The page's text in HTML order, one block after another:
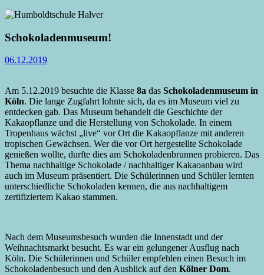
Schokoladenmuseum!
06.12.2019
Am 5.12.2019 besuchte die Klasse 8a das Schokoladenmuseum in
Köln. Die lange Zugfahrt lohnte sich, da es im Museum viel zu
entdecken gab. Das Museum behandelt die Geschichte der
Kakaopflanze und die Herstellung von Schokolade. In einem
Tropenhaus wächst „live“ vor Ort die Kakaopflanze mit anderen
tropischen Gewächsen. Wer die vor Ort hergestellte Schokolade
genießen wollte, durfte dies am Schokoladenbrunnen probieren. Das
Thema nachhaltige Schokolade / nachhaltiger Kakaoanbau wird
auch im Museum präsentiert. Die Schülerinnen und Schüler lernten
unterschiedliche Schokoladen kennen, die aus nachhaltigem
zertifiziertem Kakao stammen.
Nach dem Museumsbesuch wurden die Innenstadt und der
Weihnachtsmarkt besucht. Es war ein gelungener Ausflug nach
Köln. Die Schülerinnen und Schüler empfehlen einen Besuch im
Schokoladenbesuch und den Ausblick auf den Kölner Dom.